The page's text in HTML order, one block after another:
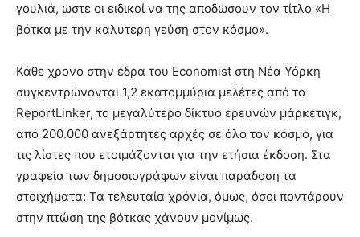
γουλιά, ώστε οι ειδικοί να της αποδώσουν τον τίτλο «H
βότκα µε την καλύτερη γεύση στον κόσµο».
Κάθε χρονο στην έδρα του Economist στη Νέα Υόρκη
συγκεντρώνονται 1,2 εκατομμύρια μελέτες από το
ReportLinker, το μεγαλύτερο δίκτυο ερευνών μάρκετιγκ,
από 200.000 ανεξάρτητες αρχές σε όλο τον κόσμο, για
τις λίστες που ετοιμάζονται για την ετήσια έκδοση. Στα
γραφεία των δημοσιογράφων είναι παράδοση τα
στοιχήματα: Τα τελευταία χρόνια, όμως, όσοι ποντάρουν
στην πτώση της βότκας χάνουν μονίμως.